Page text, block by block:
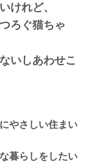
けれど、
ろぐ猫ちゃ
いしあわせこ
やさしい住まい
暮らしをしたい